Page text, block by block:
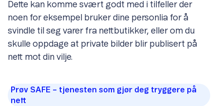
Dette kan komme svært godt med i tilfeller der
noen for eksempel bruker dine personlia for å
svindle til seg varer fra nettbutikker, eller om du
skulle oppdage at private bilder blir publisert på
nett mot din vilje.
Prøv SAFE – tjenesten som gjør deg tryggere på
nett